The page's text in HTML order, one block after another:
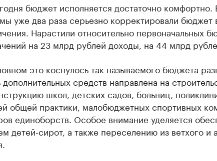
бюджет исполняется достаточно комфортно.
уже два раза серьезно корректировали бюджет
Нарастили относительно первоначальных
на 23 млрд рублей доходы, на 44 млрд
это коснулось так называемого бюджета
дополнительных средств направлена на
школ, детских садов, больниц,
общей практики, малобюджетных спортивных
единоборств. Особое внимание уделяется
детей-сирот, а также переселению из ветхого и